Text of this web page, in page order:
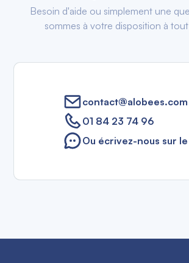
Besoin d'aide ou simplement une
sommes à votre disposition à
contact@alobees.com
01 84 23 74 96
Ou écrivez-nous sur